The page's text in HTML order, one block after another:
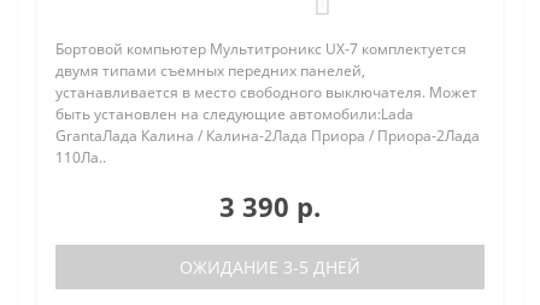
Бортовой компьютер Мультитроникс UX-7 комплектуется
двумя типами съемных передних панелей,
устанавливается в место свободного выключателя. Может
быть установлен на следующие автомобили:Lada
GrantaЛада Калина / Калина-2Лада Приора / Приора-2Лада
110Ла..
3 390 р.
ОЖИДАНИЕ 3-5 ДНЕЙ